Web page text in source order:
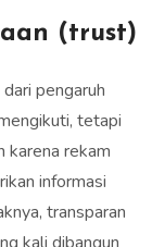
(trust)
pengaruh
tetapi
karena rekam
informasi
transparan